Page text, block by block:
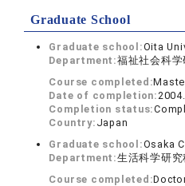
Graduate School
Graduate school:Oita
Department:福祉社会科
Course completed:
Date of completion:
Completion status:
Country: Japan
Graduate school:Osaka
Department:生活科学研究
Course completed: